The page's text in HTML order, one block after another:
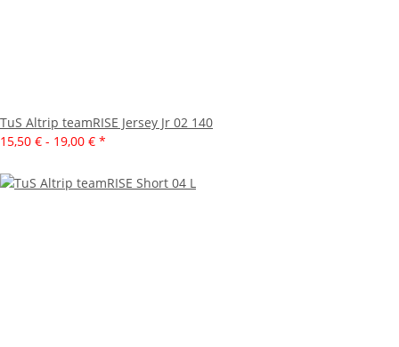
TuS Altrip teamRISE Jersey Jr 02 140
15,50 € - 19,00 € *